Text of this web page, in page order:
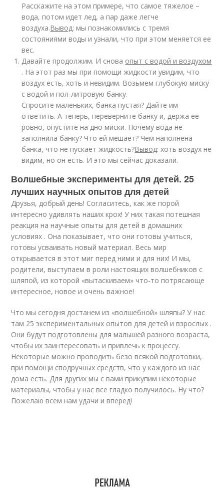
Расскажите на этом примере, что самое тяжелое –
вода, потом идет лед, а пар даже легче
воздуха.Вывод: мы познакомились с тремя
состояниями воды и узнали, что при этом меняется ее
вес.
Давайте продолжим. И снова опыт с водой и воздухом
. На этот раз мы при помощи жидкости увидим, что
воздух есть, хоть и невидим. Возьмем глубокую миску
с водой и пол-литровую банку.
Спросите маленьких, банка пустая? Дайте им
ответить. А теперь, переверните банку и, держа ее
ровно, опустите на дно миски. Почему вода не
заполнила банку? Что ей мешает? Чем наполнена
банка, что не пускает жидкость?Вывод: хоть воздух не
видим, но он есть. И это мы сейчас доказали.
Волшебные эксперименты для детей. 25
лучших научных опытов для детей
Друзья, добрый день! Согласитесь, как же порой
интересно удивлять наших крох! У них такая потешная
реакция на научные опыты для детей в домашних
условиях . Она показывает, что они готовы учиться,
готовы усваивать новый материал. Весь мир
открывается в этот миг перед ними и для них! И мы,
родители, выступаем в роли настоящих волшебников с
шляпой, из которой «вытаскиваем» что-то потрясающе
интересное, новое и очень важное!
Что мы сегодня достанем из «волшебной» шляпы? У нас
там 25 экспериментальных опытов для детей и взрослых .
Они будут подготовлены для малышей разного возраста,
чтобы их заинтересовать и привлечь к процессу.
Некоторые можно проводить безо всякой подготовки,
при помощи сподручных средств, что у каждого из нас
дома есть. Для других мы с вами прикупим некоторые
материалы, чтобы у нас все гладко получилось. Ну что?
Пожелаю всем нам удачи и вперед!